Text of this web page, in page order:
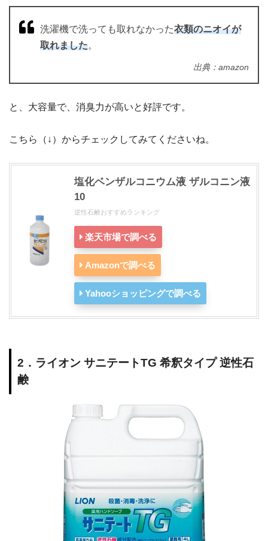
洗濯機で洗っても取れなかった衣類のニオイが
取れました。
出典：amazon
と、大容量で、消臭力が高いと好評です。
こちら（↓）からチェックしてみてくださいね。
塩化ベンザルコニウム液 ザルコニン液
10
逆性石鹸おすすめランキング
楽天市場で調べる
Amazonで調べる
Yahooショッピングで調べる
2．ライオン サニテートTG 希釈タイプ 逆性石
鹸